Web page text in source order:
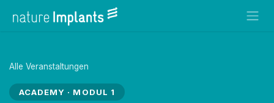
Alle Veranstaltungen
ACADEMY · MODUL 1